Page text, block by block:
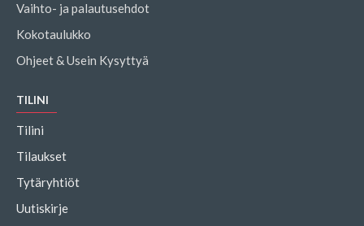
Vaihto- ja palautusehdot
Kokotaulukko
Ohjeet & Usein Kysyttyä
TILINI
Tilini
Tilaukset
Tytäryhtiöt
Uutiskirje